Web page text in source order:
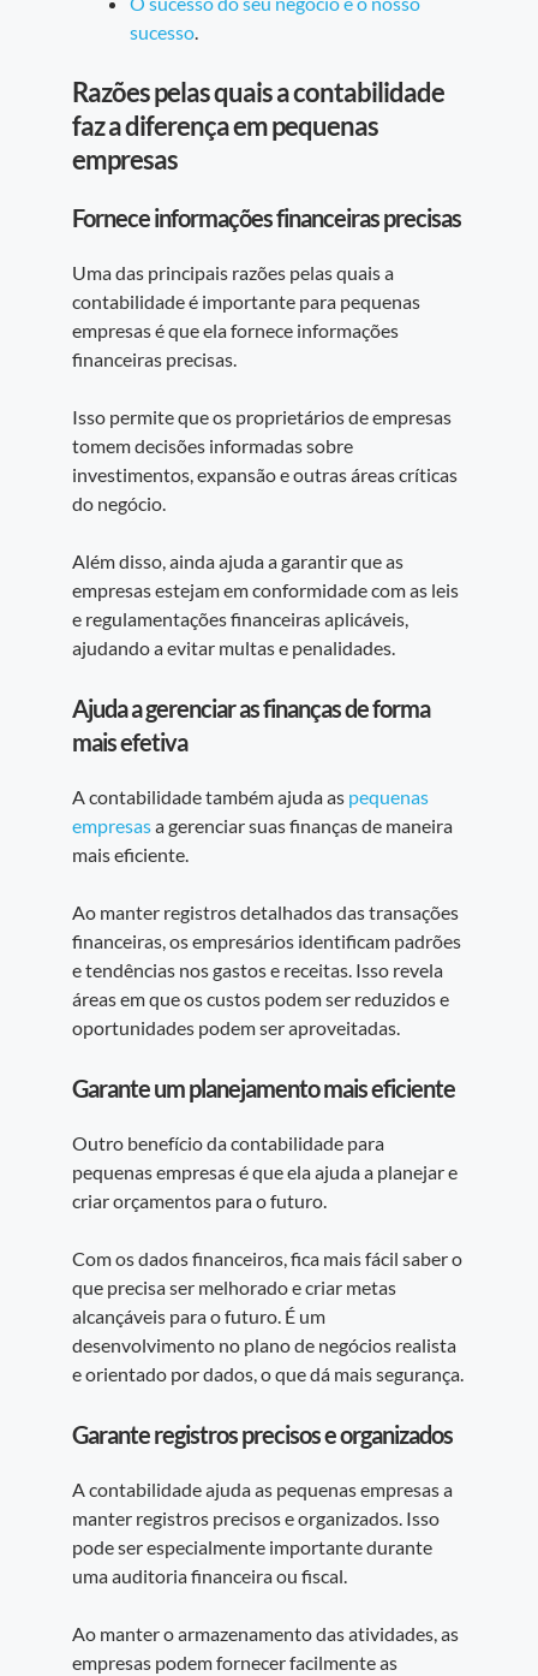
sucesso.
Razões pelas quais a contabilidade
faz a diferença em pequenas
empresas
Fornece informações financeiras precisas
Uma das principais razões pelas quais a
contabilidade é importante para pequenas
empresas é que ela fornece informações
financeiras precisas.
Isso permite que os proprietários de empresas
tomem decisões informadas sobre
investimentos, expansão e outras áreas críticas
do negócio.
Além disso, ainda ajuda a garantir que as
empresas estejam em conformidade com as leis
e regulamentações financeiras aplicáveis,
ajudando a evitar multas e penalidades.
Ajuda a gerenciar as finanças de forma
mais efetiva
A contabilidade também ajuda as pequenas
empresasa gerenciar suas finanças de maneira
mais eficiente.
Ao manter registros detalhados das transações
financeiras, os empresários identificam padrões
e tendências nos gastos e receitas. Isso revela
áreas em que os custos podem ser reduzidos e
oportunidades podem ser aproveitadas.
Garante um planejamento mais eficiente
Outro benefício da contabilidade para
pequenas empresas é que ela ajuda a planejar e
criar orçamentos para o futuro.
Com os dados financeiros, fica mais fácil saber o
que precisa ser melhorado e criar metas
alcançáveis para o futuro. É um
desenvolvimento no plano de negócios realista
e orientado por dados, o que dá mais segurança.
Garante registros precisos e organizados
A contabilidade ajuda as pequenas empresas a
manter registros precisos e organizados. Isso
pode ser especialmente importante durante
uma auditoria financeira ou fiscal.
Ao manter o armazenamento das atividades, as
empresas podem fornecer facilmente as